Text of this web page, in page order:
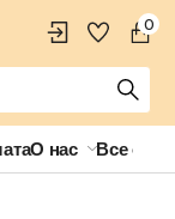
0
О нас Все о